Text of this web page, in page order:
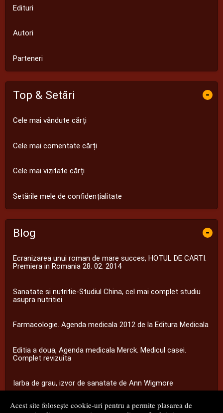
Acest site folosește cookie-uri pentru a permite plasarea de
Edituri
Autori
Parteneri
Top & Setări -
Cele mai vândute cărți
Cele mai comentate cărți
Cele mai vizitate cărți
Setările mele de confidențialitate
Blog -
Ecranizarea unui roman de mare succes, HOTUL DE CARTI.
Premiera in Romania 28. 02. 2014
Sanatate si nutritie-Studiul China, cel mai complet studiu
asupra nutritiei
Farmacologie. Agenda medicala 2012 de la Editura Medicala
Editia a doua, Agenda medicala Merck. Medicul casei.
Complet revizuita
Iarba de grau, izvor de sanatate de Ann Wigmore
...toate știrile